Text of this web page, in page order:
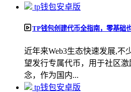
tp钱包安卓版
TP钱包创建代币全指南，零基础
近年来Web3生态快速发展,不
望发行专属代币，用于社区
念，作为国内...
tp钱包安卓版